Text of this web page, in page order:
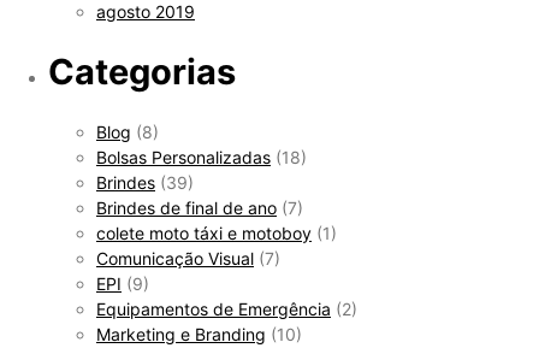
agosto 2019
Categorias
Blog (8)
Bolsas Personalizadas (18)
Brindes (39)
Brindes de final de ano (7)
colete moto táxi e motoboy (1)
Comunicação Visual (7)
EPI (9)
Equipamentos de Emergência (2)
Marketing e Branding (10)